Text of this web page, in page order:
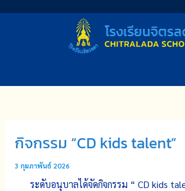
กิจกรรม “CD kids talent”
3 กุมภาพันธ์ 2026
ระดับอนุบาลได้จัดกิจกรรม “ CD kids